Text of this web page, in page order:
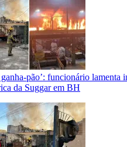
ganha-pão’: funcionário lamenta
da Suggar em BH